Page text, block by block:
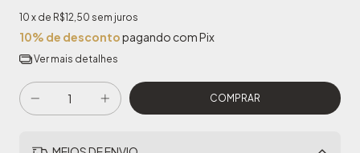
10 x de R$12,50 sem juros
10% de descontopagando com Pix
Ver mais detalhes